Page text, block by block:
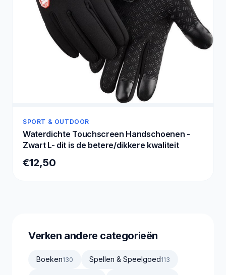
SPORT & OUTDOOR
Waterdichte Touchscreen Handschoenen -
Zwart L- dit is de betere/dikkere kwaliteit
€12,50
Verken andere categorieën
Boeken130 Spellen & Speelgoed113